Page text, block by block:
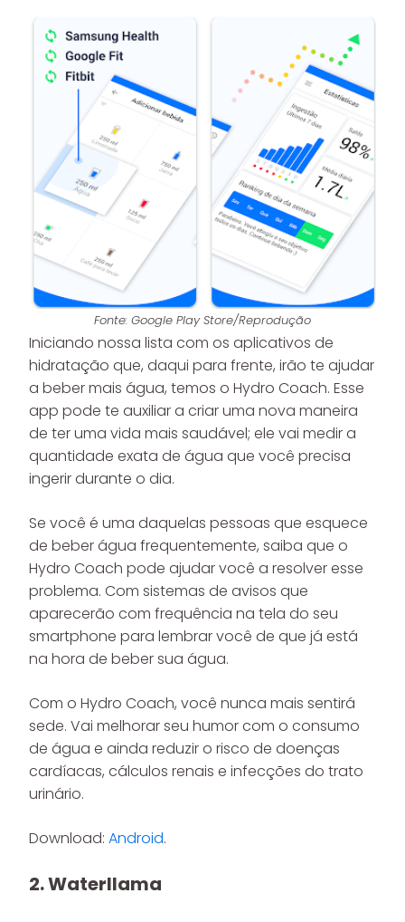
Fonte: Google Play Store/Reprodução
Iniciando nossa lista com os aplicativos de
hidratação que, daqui para frente, irão te ajudar
a beber mais água, temos o Hydro Coach. Esse
app pode te auxiliar a criar uma nova maneira
de ter uma vida mais saudável; ele vai medir a
quantidade exata de água que você precisa
ingerir durante o dia.
Se você é uma daquelas pessoas que esquece
de beber água frequentemente, saiba que o
Hydro Coach pode ajudar você a resolver esse
problema. Com sistemas de avisos que
aparecerão com frequência na tela do seu
smartphone para lembrar você de que já está
na hora de beber sua água.
Com o Hydro Coach, você nunca mais sentirá
sede. Vai melhorar seu humor com o consumo
de água e ainda reduzir o risco de doenças
cardíacas, cálculos renais e infecções do trato
urinário.
Download: Android.
2. Waterllama